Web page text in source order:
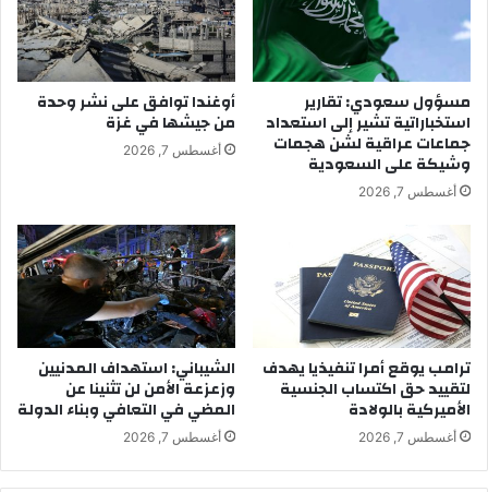
مسؤول سعودي: تقارير
استخباراتية تشير إلى استعداد
جماعات عراقية لشن هجمات
وشيكة على السعودية
أغسطس 7, 2026
أوغندا توافق على نشر وحدة
من جيشها في غزة
أغسطس 7, 2026
ترامب يوقع أمرا تنفيذيا يهدف
لتقييد حق اكتساب الجنسية
الأميركية بالولادة
أغسطس 7, 2026
الشيباني: استهداف المدنيين
وزعزعة الأمن لن تثنينا عن
المضي في التعافي وبناء الدولة
أغسطس 7, 2026